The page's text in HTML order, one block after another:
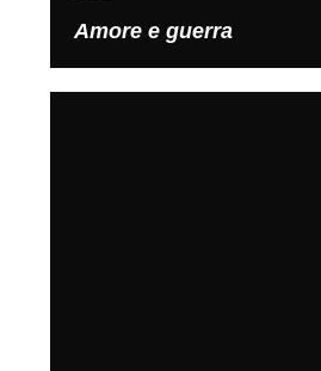
Amore e guerra